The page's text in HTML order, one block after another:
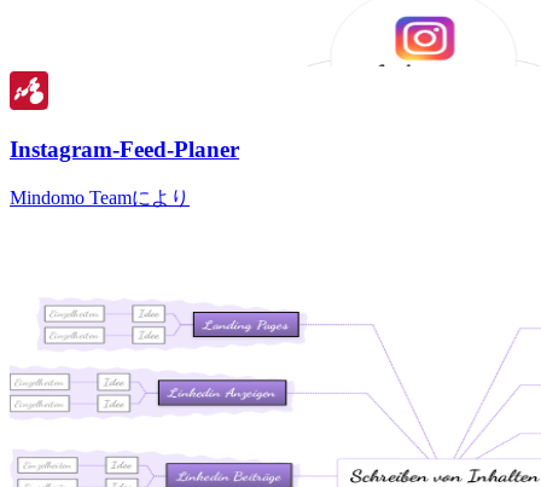
Instagram-Feed-Planer
Mindomo Teamにより